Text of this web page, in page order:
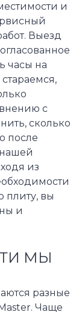
и
Выезд
часы на
с
сколько
после
из
плиту, вы
и
МЫ
разные
Чаще